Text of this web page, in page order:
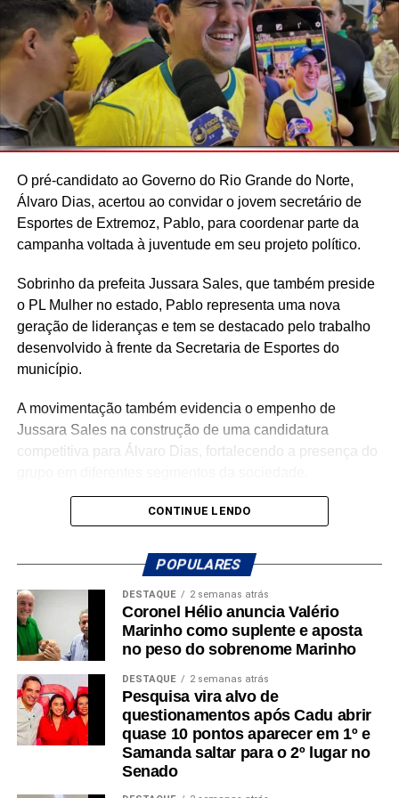
O pré-candidato ao Governo do Rio Grande do Norte,
Álvaro Dias, acertou ao convidar o jovem secretário de
Esportes de Extremoz, Pablo, para coordenar parte da
campanha voltada à juventude em seu projeto político.
Sobrinho da prefeita Jussara Sales, que também preside
o PL Mulher no estado, Pablo representa uma nova
geração de lideranças e tem se destacado pelo trabalho
desenvolvido à frente da Secretaria de Esportes do
município.
A movimentação também evidencia o empenho de
Jussara Sales na construção de uma candidatura
competitiva para Álvaro Dias, fortalecendo a presença do
Com a chegada de Pablo, o PL Jovem ganha um
com a juventude e capacidade de mobilização para a
CONTINUE LENDO
POPULARES
DESTAQUE 2 semanas atrás
Coronel Hélio anuncia Valério
Marinho como suplente e aposta
no peso do sobrenome Marinho
DESTAQUE 2 semanas atrás
Pesquisa vira alvo de
questionamentos após Cadu abrir
quase 10 pontos aparecer em 1º e
Samanda saltar para o 2º lugar no
Senado